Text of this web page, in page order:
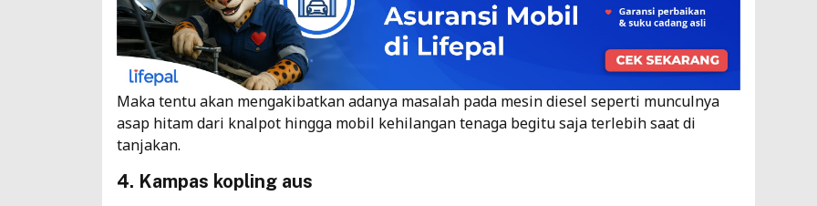
Maka tentu akan mengakibatkan adanya masalah pada mesin diesel seperti munculnya
asap hitam dari knalpot hingga mobil kehilangan tenaga begitu saja terlebih saat di
tanjakan.
4. Kampas kopling aus